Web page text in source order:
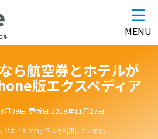
ル MENU
ら航空券とホテルが
版エクスペディア
月09日 更新日:2019年11月27日
エイトプログラムを利用しています。